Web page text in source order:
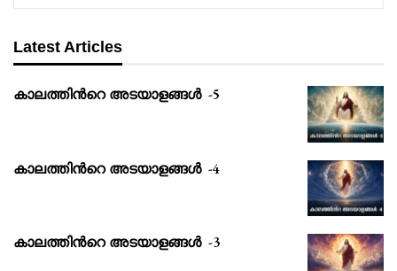
Latest Articles
കാലത്തിൻറെ അടയാളങ്ങൾ -5
കാലത്തിൻറെ അടയാളങ്ങൾ -4
കാലത്തിൻറെ അടയാളങ്ങൾ -3